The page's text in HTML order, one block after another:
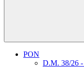
PON
D.M. 38/26 -